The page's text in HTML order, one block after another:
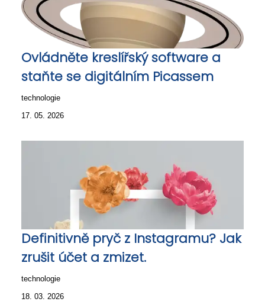
Ovládněte kreslířský software a
staňte se digitálním Picassem
technologie
17. 05. 2026
Definitivně pryč z Instagramu? Jak
zrušit účet a zmizet.
technologie
18. 03. 2026